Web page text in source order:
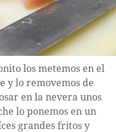
los metemos en el
y lo removemos de
en la nevera unos
lo ponemos en un
grandes fritos y